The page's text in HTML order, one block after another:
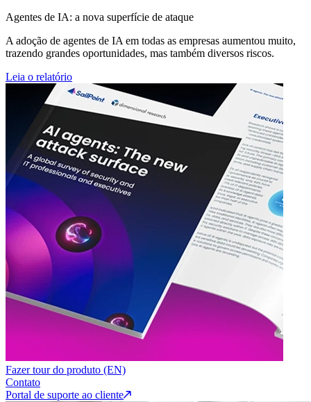
Agentes de IA: a nova superfície de ataque
A adoção de agentes de IA em todas as empresas aumentou muito,
trazendo grandes oportunidades, mas também diversos riscos.
Leia o relatório
Fazer tour do produto (EN)
Contato
Portal de suporte ao cliente